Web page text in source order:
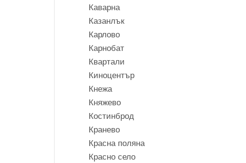
Каварна
Казанлък
Карлово
Карнобат
Квартали
Киноцентър
Кнежа
Княжево
Костинброд
Кранево
Красна поляна
Красно село